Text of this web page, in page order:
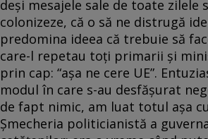
deşi mesajele sale de toate zilele
colonizeze, că o să ne distrugă
predomina ideea că trebuie să
care-l repetau toţi primarii şi
prin cap: “aşa ne cere UE”.
modul în care s-au desfăşurat
de fapt nimic, am luat totul aşa
Şmecheria politicianistă a